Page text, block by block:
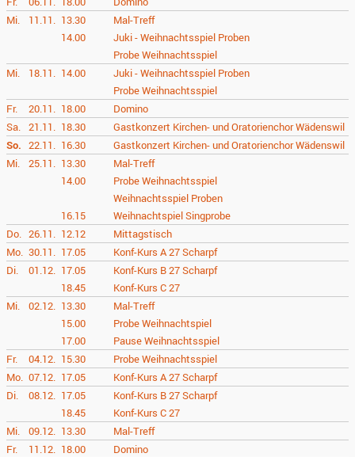
Mi.
11.11. 13.30
Mal-Treff
14.00
Juki - Weihnachtsspiel Proben
Probe Weihnachtsspiel
Mi.
18.11. 14.00
Juki - Weihnachtsspiel Proben
Probe Weihnachtsspiel
Fr.
20.11. 18.00
Domino
Sa. 21.11. 18.30
Gastkonzert Kirchen- und Oratorienchor Wädenswil
So. 22.11. 16.30
Gastkonzert Kirchen- und Oratorienchor Wädenswil
Mi.
25.11. 13.30
Mal-Treff
14.00
Probe Weihnachtsspiel
Weihnachtsspiel Proben
16.15
Weihnachtspiel Singprobe
Do. 26.11. 12.12
Mittagstisch
Mo. 30.11. 17.05
Konf-Kurs A 27 Scharpf
Di.
01.12. 17.05
Konf-Kurs B 27 Scharpf
18.45
Konf-Kurs C 27
Mi.
02.12. 13.30
Mal-Treff
15.00
Probe Weihnachtspiel
17.00
Pause Weihnachtsspiel
Fr.
04.12. 15.30
Probe Weihnachtsspiel
Mo. 07.12. 17.05
Konf-Kurs A 27 Scharpf
Di.
08.12. 17.05
Konf-Kurs B 27 Scharpf
18.45
Konf-Kurs C 27
Mi.
09.12. 13.30
Mal-Treff
Fr.
11.12. 18.00
Domino